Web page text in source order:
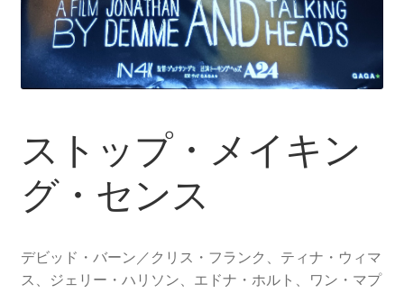
ストップ・メイキン
グ・センス
デビッド・バーン／クリス・フランク、ティナ・ウィマ
ス、ジェリー・ハリソン、エドナ・ホルト、ワン・マプ